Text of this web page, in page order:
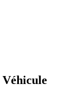
Véhicule